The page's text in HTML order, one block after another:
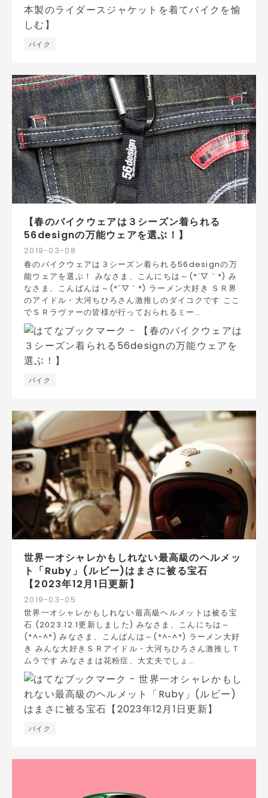
バイク
2019-03-08
【春のバイクウェアは３シーズン着られる
56designの万能ウェアを選ぶ！】
バイク
春のバイクウェアは３シーズン着られる56designの万
能ウェアを選ぶ！ みなさま、こんにちは～(*´▽｀*) み
なさま、こんばんは～(*´▽｀*) ラーメン大好き ＳＲ界
のアイドル・大河ちひろさん激推しのダイコクです ここ
でＳＲラヴァーの皆様が行っておられるミー…
2019-03-05
世界一オシャレかもしれない最高級のヘルメッ
ト「Ruby」(ルビー)はまさに被る宝石
【2023年12月1日更新】
バイク
世界一オシャレかもしれない最高級ヘルメットは被る宝
石 (2023.12.1更新しました) みなさま、こんにちは～
(*^-^*) みなさま、こんばんは～(*^-^*) ラーメン大好
き みんな大好きＳＲアイドル・大河ちひろさん激推しＴ
ムラです みなさまは花粉症、大丈夫でしょ…